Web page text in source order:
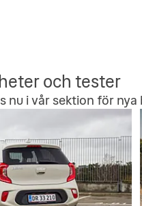
och tester
nu i vår sektion för